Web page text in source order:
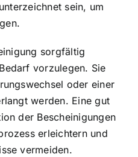
sein, um
sorgfältig
vorzulegen. Sie
oder einer
werden. Eine gut
der Bescheinigungen
erleichtern und
vermeiden.